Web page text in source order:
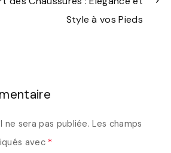
Style à vos Pieds
sera pas publiée. Les champs
avec *